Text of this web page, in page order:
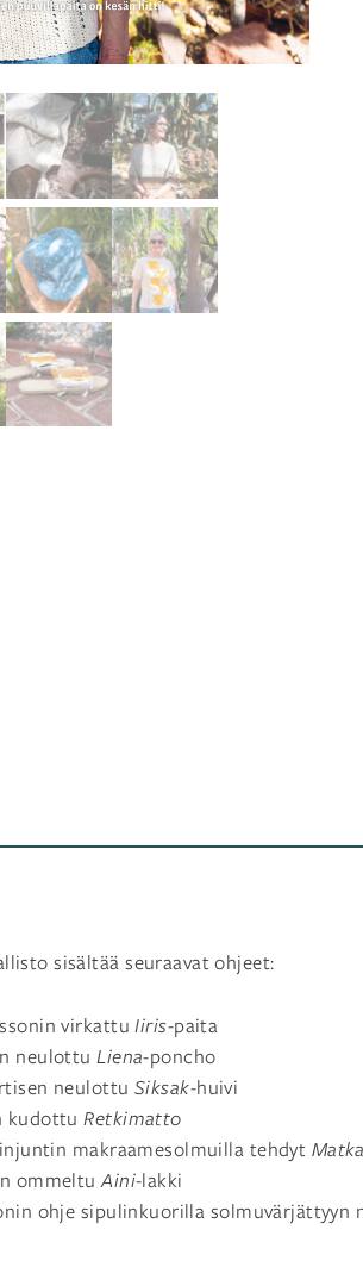
sisältää seuraavat ohjeet:
virkattuIiris-paita
neulottuLiena-poncho
neulottu Siksak-huivi
kudottuRetkimatto
makraamesolmuilla tehdyt Matka
ommeltuAini-lakki
ohje sipulinkuorilla solmuvärjättyyn